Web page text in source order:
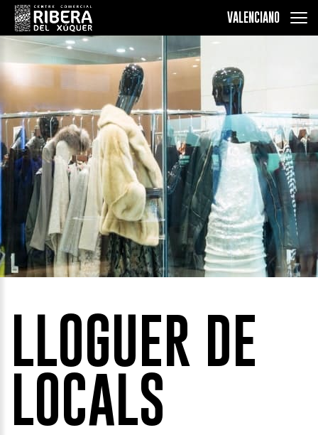
VALENCIANO
LLOGUER DE
LOCALS